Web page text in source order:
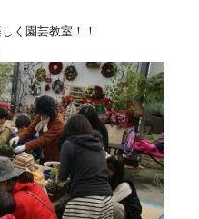
く園芸教室！！